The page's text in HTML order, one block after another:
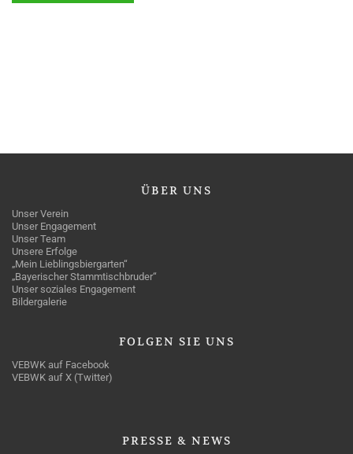
ÜBER UNS
Unser Verein
Unser Engagement
Unser Team
Unsere Erfolge
„Mein Lieblingsbiergarten“
„Bayerischer Stammtischbruder“
Unser soziales Engagement
Bildergalerie
FOLGEN SIE UNS
VEBWK auf Facebook
VEBWK auf X (Twitter)
PRESSE & NEWS